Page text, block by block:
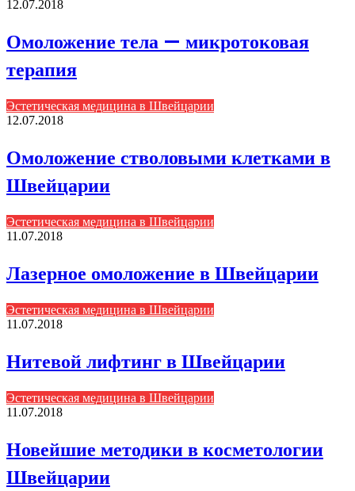
12.07.2018
Омоложение тела — микротоковая
терапия
Эстетическая медицина в Швейцарии
12.07.2018
Омоложение стволовыми клетками в
Швейцарии
Эстетическая медицина в Швейцарии
11.07.2018
Лазерное омоложение в Швейцарии
Эстетическая медицина в Швейцарии
11.07.2018
Нитевой лифтинг в Швейцарии
Эстетическая медицина в Швейцарии
11.07.2018
Новейшие методики в косметологии
Швейцарии